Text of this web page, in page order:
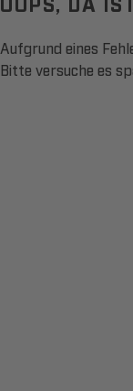
Aufgrund eines
Bitte versuche es